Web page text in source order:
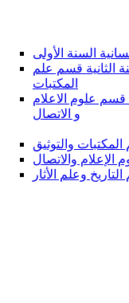
السنة الأولى
الثانية قسم علم
المكتبات
قسم علوم الاعلام
و الاتصال
والتوثيق
الإعلام والاتصال
وعلم الأثار